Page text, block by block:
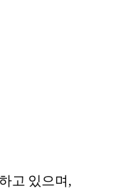
고 있으며,